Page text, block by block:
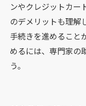
ンやクレジットカー
のデメリットも理解
手続きを進めること
めるには、専門家の
う。